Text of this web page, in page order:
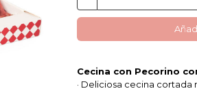
Cecina con Pecorino
· Deliciosa cecina